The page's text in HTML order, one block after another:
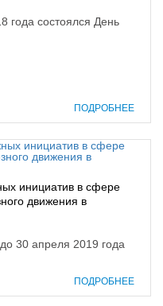
года состоялся День
ПОДРОБНЕЕ
инициатив в сфере
движения в
30 апреля 2019 года
ПОДРОБНЕЕ